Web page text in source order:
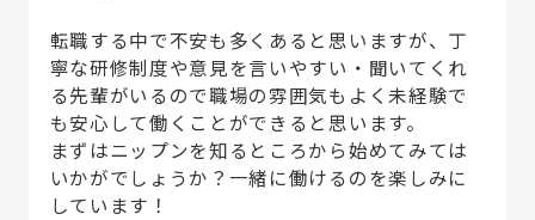
転職する中で不安も多くあると思いますが、丁
寧な研修制度や意見を言いやすい・聞いてくれ
る先輩がいるので職場の雰囲気もよく未経験で
も安心して働くことができると思います。
まずはニップンを知るところから始めてみては
いかがでしょうか？一緒に働けるのを楽しみに
しています！